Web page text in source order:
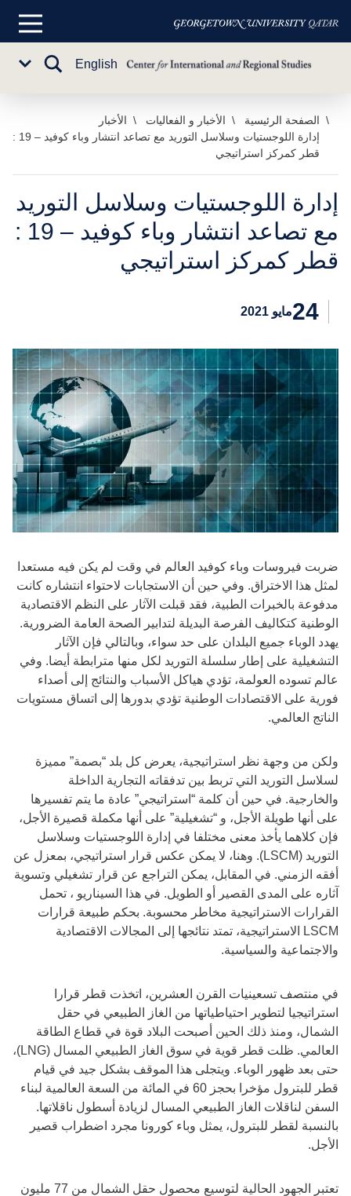
تخطي
المحتوى
الرئيسي
القائمة
English
تبديل
الصفحة الرئيسية الأخبار و الفعاليات
الأخبار
إدارة اللوجستيات وسلاسل التوريد مع تصاعد انتشار وباء كوفيد – 19 :
قطر كمركز استراتيجي
إدارة اللوجستيات وسلاسل التوريد
مع تصاعد انتشار وباء كوفيد – 19 :
قطر كمركز استراتيجي
24مايو 2021
ضربت فيروسات وباء كوفيد العالم في وقت لم يكن فيه مستعدا
لمثل هذا الاختراق. وفي حين أن الاستجابات لاحتواء انتشاره كانت
مدفوعة بالخبرات الطبية، فقد قبلت الآثار على النظم الاقتصادية
الوطنية كتكاليف الفرصة البديلة لتدابير الصحة العامة الضرورية.
يهدد الوباء جميع البلدان على حد سواء، وبالتالي فإن الآثار
التشغيلية على إطار سلسلة التوريد لكل منها مترابطة أيضا. وفي
عالم تسوده العولمة، تؤدي هياكل الأسباب والنتائج إلى أصداء
فورية على الاقتصادات الوطنية تؤدي بدورها إلى اتساق مستويات
الناتج العالمي.
ولكن من وجهة نظر استراتيجية، يعرض كل بلد “بصمة” مميزة
لسلاسل التوريد التي تربط بين تدفقاته التجارية الداخلة
والخارجية. في حين أن كلمة “استراتيجي” عادة ما يتم تفسيرها
على أنها طويلة الأجل، و “تشغيلية” على أنها مكملة قصيرة الأجل،
فإن كلاهما يأخذ معنى مختلفا في إدارة اللوجستيات وسلاسل
التوريد (LSCM). وهنا، لا يمكن عكس قرار استراتيجي، بمعزل عن
أفقه الزمني. في المقابل، يمكن التراجع عن قرار تشغيلي وتسوية
آثاره على المدى القصير أو الطويل. في هذا السيناريو ، تحمل
القرارات الاستراتيجية مخاطر محسوبة. بحكم طبيعة قرارات
LSCM الاستراتيجية، تمتد نتائجها إلى المجالات الاقتصادية
والاجتماعية والسياسية.
في منتصف تسعينيات القرن العشرين، اتخذت قطر قرارا
استراتيجيا لتطوير احتياطياتها من الغاز الطبيعي في حقل
الشمال، ومنذ ذلك الحين أصبحت البلاد قوة في قطاع الطاقة
العالمي. ظلت قطر قوية في سوق الغاز الطبيعي المسال (LNG)،
حتى بعد ظهور الوباء. ويتجلى هذا الموقف بشكل جيد في قيام
قطر للبترول مؤخرا بحجز 60 في المائة من السعة العالمية لبناء
السفن لناقلات الغاز الطبيعي المسال لزيادة أسطول ناقلاتها.
بالنسبة لقطر للبترول، يمثل وباء كورونا مجرد اضطراب قصير
الأجل.
تعتبر الجهود الحالية لتوسيع محصول حقل الشمال من 77 مليون